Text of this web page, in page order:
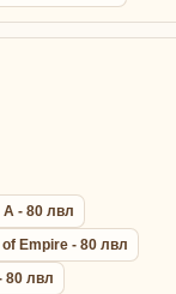
- 80 лвл
Empire - 80 лвл
80 лвл